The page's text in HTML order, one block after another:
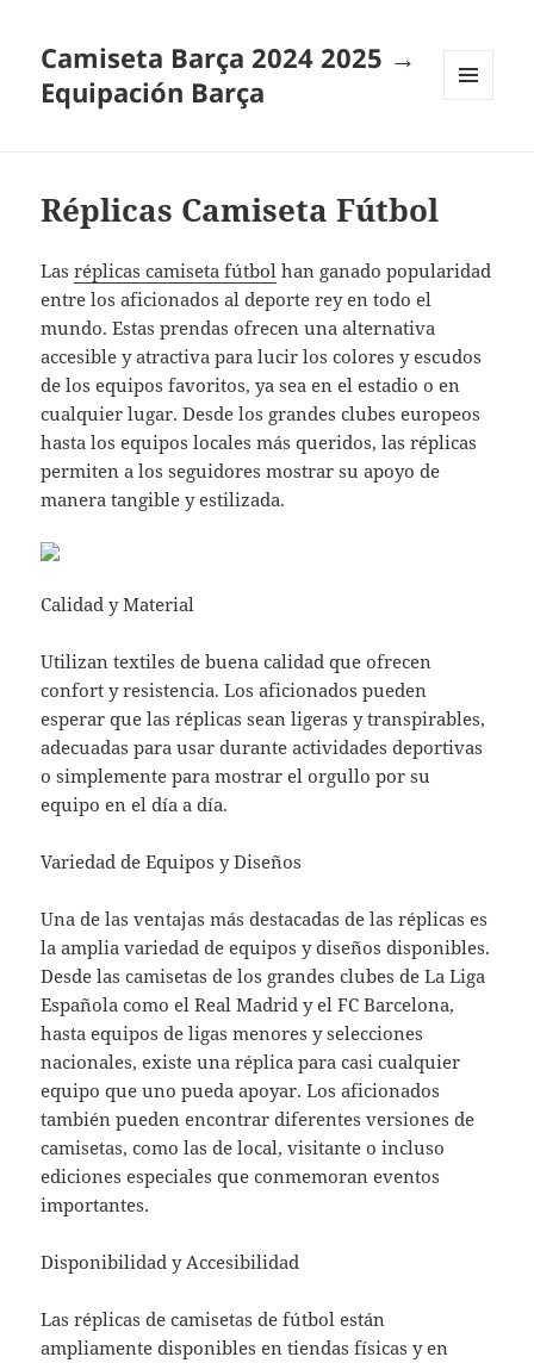
Camiseta Barça 2024 2025 →
Equipación Barça
Réplicas Camiseta Fútbol
Lasréplicas camiseta fútbol han ganado popularidad
entre los aficionados al deporte rey en todo el
mundo. Estas prendas ofrecen una alternativa
accesible y atractiva para lucir los colores y escudos
de los equipos favoritos, ya sea en el estadio o en
cualquier lugar. Desde los grandes clubes europeos
hasta los equipos locales más queridos, las réplicas
permiten a los seguidores mostrar su apoyo de
manera tangible y estilizada.
Calidad y Material
Utilizan textiles de buena calidad que ofrecen
confort y resistencia. Los aficionados pueden
esperar que las réplicas sean ligeras y transpirables,
adecuadas para usar durante actividades deportivas
o simplemente para mostrar el orgullo por su
equipo en el día a día.
Variedad de Equipos y Diseños
Una de las ventajas más destacadas de las réplicas es
la amplia variedad de equipos y diseños disponibles.
Desde las camisetas de los grandes clubes de La Liga
Española como el Real Madrid y el FC Barcelona,
hasta equipos de ligas menores y selecciones
nacionales, existe una réplica para casi cualquier
equipo que uno pueda apoyar. Los aficionados
también pueden encontrar diferentes versiones de
camisetas, como las de local, visitante o incluso
ediciones especiales que conmemoran eventos
importantes.
Disponibilidad y Accesibilidad
Las réplicas de camisetas de fútbol están
ampliamente disponibles en tiendas físicas y en